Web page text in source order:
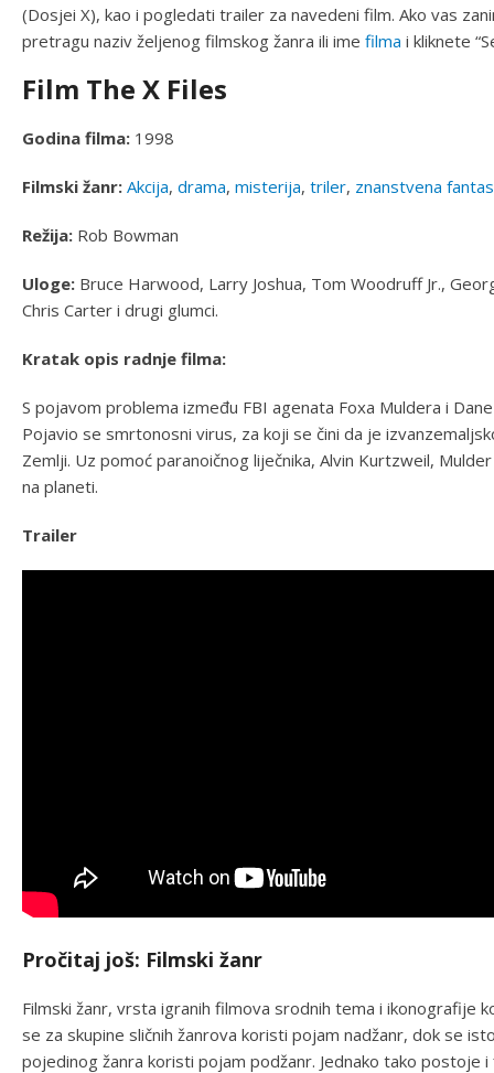
(Dosjei X), kao i pogledati trailer za navedeni film. Ako vas
pretragu naziv željenog filmskog žanra ili ime filma i kliknete
Film The X Files
Godina filma: 1998
Filmski žanr: Akcija, drama, misterija, triler, znanstvena
Režija: Rob Bowman
Uloge: Bruce Harwood, Larry Joshua, Tom Woodruff Jr.,
Chris Carter i drugi glumci.
Kratak opis radnje filma:
S pojavom problema između FBI agenata Foxa Muldera i
Pojavio se smrtonosni virus, za koji se čini da je
Zemlji. Uz pomoć paranoičnog liječnika, Alvin Kurtzweil,
na planeti.
Trailer
Pročitaj još: Filmski žanr
Filmski žanr, vrsta igranih filmova srodnih tema i ikonografije
se za skupine sličnih žanrova koristi pojam nadžanr, dok se
pojedinog žanra koristi pojam podžanr. Jednako tako postoje